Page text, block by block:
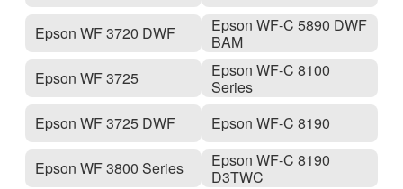
Epson WF 3720 DWF
Epson WF 3725
Epson WF 3725 DWF
Epson WF 3800 Series
Epson WF-C 5890 DWF
BAM
Epson WF-C 8100
Series
Epson WF-C 8190
Epson WF-C 8190
D3TWC